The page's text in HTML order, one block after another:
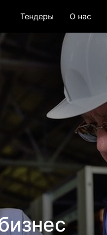
Тендеры О нас